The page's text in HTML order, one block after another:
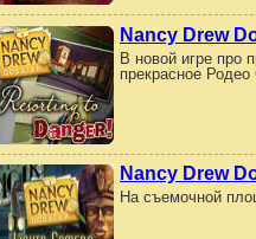
Nancy Drew
В новой игре про
прекрасное
Nancy Drew
На съемочной